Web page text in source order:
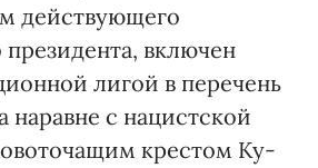
действующего
включен
лигой в перечень
наравне с нацистской
крестом Ку-